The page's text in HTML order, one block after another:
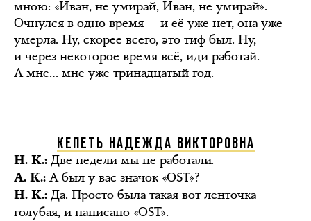
мною: «Иван, не умирай, Иван, не умирай».
Очнулся в одно время — и её уже нет, она уже
умерла. Ну, скорее всего, это тиф был. Ну,
и через некоторое время всё, иди работай.
А мне… мне уже тринадцатый год.
КЕПЕТЬ НАДЕЖДА ВИКТОРОВНА
Н. К.: Две недели мы не работали.
А. К.: А был у вас значок «OST»?
Н. К.: Да. Просто была такая вот ленточка
голубая, и написано «OST».